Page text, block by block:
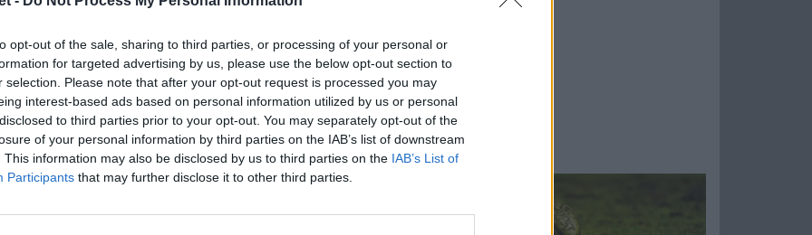
opt-out of the sale, sharing to third parties, or processing of your personal or
for targeted advertising by us, please use the below opt-out section to
selection. Please note that after your opt-out request is processed you may
interest-based ads based on personal information utilized by us or personal
to third parties prior to your opt-out. You may separately opt-out of the
of your personal information by third parties on the IAB’s list of downstream
This information may also be disclosed by us to third parties on the IAB’s List of
Participants that may further disclose it to other third parties.
14 aprile:
di finale Challenge Cup – diretta